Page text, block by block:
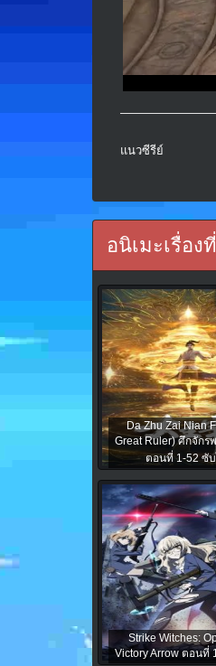
แนวซีรีย์
อนิเมะเรื่อ
Da Zhu Zai Nian
Great Ruler) ศึกจักร
ตอนที่ 1-52 ซั
Strike Witches:
Victory Arrow ตอนที่